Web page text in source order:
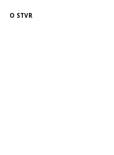
O STVR